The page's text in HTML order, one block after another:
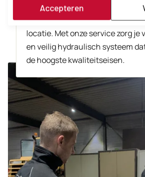
specialisten deze snel repareren
zowel in onze werkplaats in
locatie. Met onze service zorg je
en veilig hydraulisch systeem
de hoogste kwaliteitseisen.
Accepteren